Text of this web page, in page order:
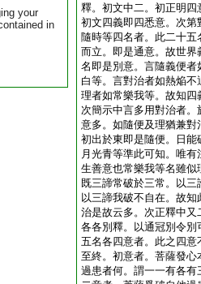
your
in
釋。初文中二。初正明四
初文四義即四悉意。次第
隨時等四名者。此二十五
而立。即是通意。故世界
名即是別意。言隨義便者
白等。言對治者如熱焔不
理者如常樂我等。故知四
次簡示中言多用對治者。
意多。如隨便及理猶兼對
初出於東即是隨便。日能
月光青等準此可知。唯有
生善意也常樂我等名雖似
既三諦常破於三常。以三
以三諦我破不自在。故知
治是故云多。次正釋中又
各各別釋。以通冠別令別
五名各四意者。此之四意
至終。初意者。菩薩發心
過患者何。謂一一有各有